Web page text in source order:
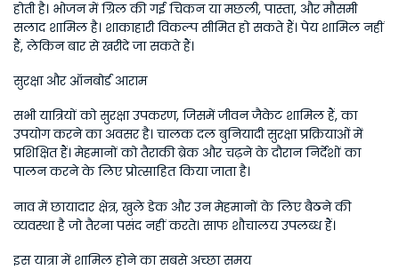
होती है। भोजन में ग्रिल की गई चिकन या मछली, पास्ता, और मौसमी
सलाद शामिल है। शाकाहारी विकल्प सीमित हो सकते हैं। पेय शामिल नहीं
हैं, लेकिन बार से खरीदे जा सकते हैं।
सुरक्षा और ऑनबोर्ड आराम
सभी यात्रियों को सुरक्षा उपकरण, जिसमें जीवन जैकेट शामिल हैं, का
उपयोग करने का अवसर है। चालक दल बुनियादी सुरक्षा प्रक्रियाओं में
प्रशिक्षित हैं। मेहमानों को तैराकी ब्रेक और चढ़ने के दौरान निर्देशों का
पालन करने के लिए प्रोत्साहित किया जाता है।
नाव में छायादार क्षेत्र, खुले डेक और उन मेहमानों के लिए बैठने की
व्यवस्था है जो तैरना पसंद नहीं करते। साफ शौचालय उपलब्ध हैं।
इस यात्रा में शामिल होने का सबसे अच्छा समय